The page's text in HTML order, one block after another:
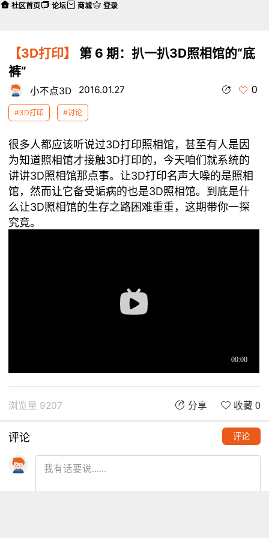
【3D打印】
第 6 期：扒一扒3D照相馆的“底
裤”
小不点3D 2016.01.27 0
#3D打印 #讨论
很多人都应该听说过3D打印照相馆，甚至有人是因
为知道照相馆才接触3D打印的，今天咱们就系统的
讲讲3D照相馆那点事。让3D打印名声大噪的是照相
馆，然而让它备受诟病的也是3D照相馆。到底是什
么让3D照相馆的生存之路困难重重，这期带你一探
究竟。
浏览量 9207 分享 收藏 0
评论 评论
社区首页 论坛 商城 登录